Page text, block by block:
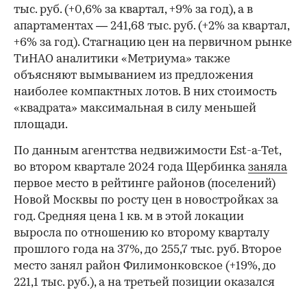
тыс. руб. (+0,6% за квартал, +9% за год), а в
апартаментах — 241,68 тыс. руб. (+2% за квартал,
+6% за год). Стагнацию цен на первичном рынке
ТиНАО аналитики «Метриума» также
объясняют вымыванием из предложения
наиболее компактных лотов. В них стоимость
«квадрата» максимальная в силу меньшей
площади.
По данным агентства недвижимости Est-a-Tet,
во втором квартале 2024 года Щербинказаняла
первое место в рейтинге районов (поселений)
Новой Москвы по росту цен в новостройках за
год. Средняя цена 1 кв. м в этой локации
выросла по отношению ко второму кварталу
прошлого года на 37%, до 255,7 тыс. руб. Второе
место занял район Филимонковское (+19%, до
221,1 тыс. руб.), а на третьей позиции оказался